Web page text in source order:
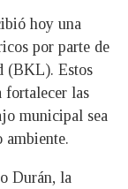
hoy una
por parte de
(BKL). Estos
fortalecer las
municipal sea
ambiente.
Durán, la